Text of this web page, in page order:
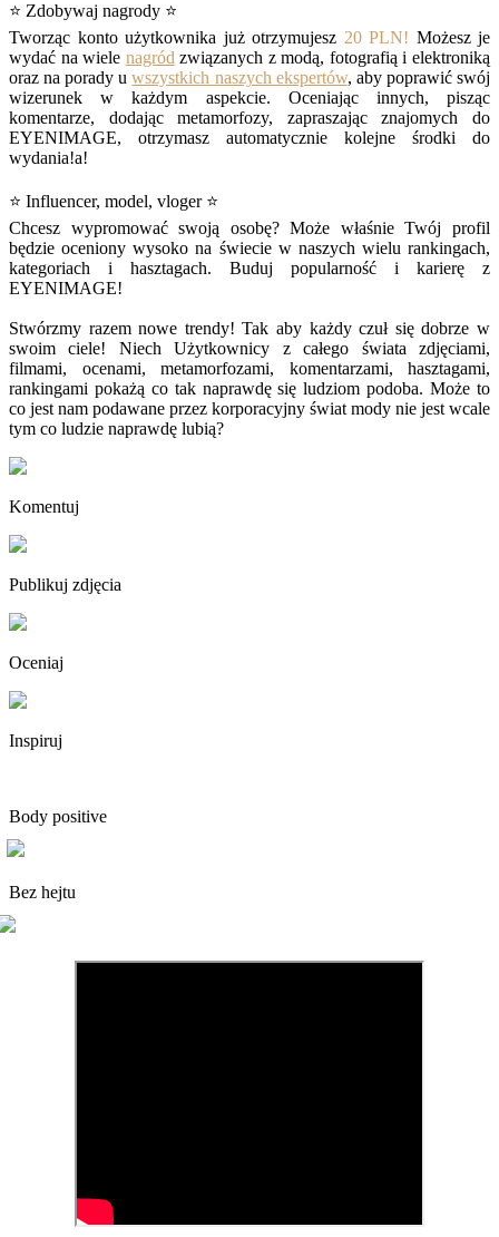
⭐ Zdobywaj nagrody ⭐
Tworząc konto użytkownika już otrzymujesz 20 PLN! Możesz je
wydać na wiele nagród związanych z modą, fotografią i elektroniką
oraz na porady uwszystkich naszych ekspertów, aby poprawić swój
wizerunek w każdym aspekcie. Oceniając innych, pisząc
komentarze, dodając metamorfozy, zapraszając znajomych do
EYENIMAGE, otrzymasz automatycznie kolejne środki do
wydania!a!
⭐ Influencer, model, vloger ⭐
Chcesz wypromować swoją osobę? Może właśnie Twój profil
będzie oceniony wysoko na świecie w naszych wielu rankingach,
kategoriach i hasztagach. Buduj popularność i karierę z
EYENIMAGE!
Stwórzmy razem nowe trendy! Tak aby każdy czuł się dobrze w
swoim ciele! Niech Użytkownicy z całego świata zdjęciami,
filmami, ocenami, metamorfozami, komentarzami, hasztagami,
rankingami pokażą co tak naprawdę się ludziom podoba. Może to
co jest nam podawane przez korporacyjny świat mody nie jest wcale
tym co ludzie naprawdę lubią?
Komentuj
Publikuj zdjęcia
Oceniaj
Inspiruj
Body positive
Bez hejtu